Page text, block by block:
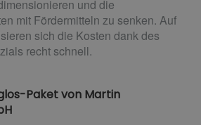
und die
mit Fördermitteln zu senken. Auf
sich die Kosten dank des
recht schnell.
Paket von Martin